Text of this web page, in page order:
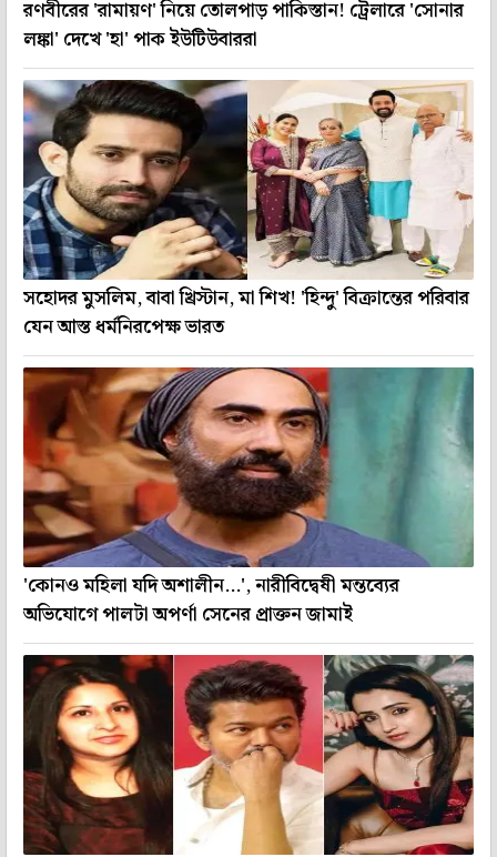
রণবীরের 'রামায়ণ' নিয়ে তোলপাড় পাকিস্তান! ট্রেলারে 'সোনার
লঙ্কা' দেখে 'হা' পাক ইউটিউবাররা
সহোদর মুসলিম, বাবা খ্রিস্টান, মা শিখ! 'হিন্দু' বিক্রান্তের পরিবার
যেন আস্ত ধর্মনিরপেক্ষ ভারত
'কোনও মহিলা যদি অশালীন...', নারীবিদ্বেষী মন্তব্যের
অভিযোগে পালটা অপর্ণা সেনের প্রাক্তন জামাই